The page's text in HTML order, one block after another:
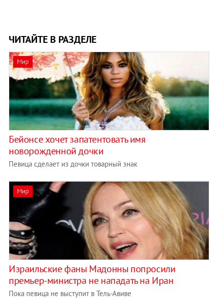
ЧИТАЙТЕ В РАЗДЕЛЕ
Мир
Бейонсе хочет запатентовать имя
новорожденной дочки
Певица сделает из дочки товарный знак
Мир
Израильские фаны Мадонны попросили
премьер-министра не нападать на Иран
Пока певица не выступит в Тель-Авиве